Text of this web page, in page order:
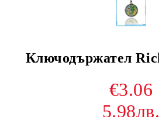
Ключодържател
€3.06
5.98лв.